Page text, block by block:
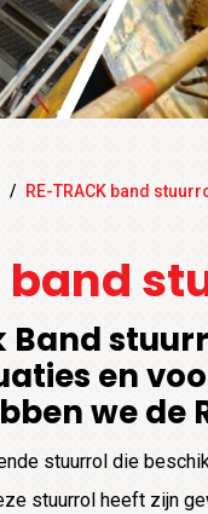
/ RE-TRACK band
band
Band
en
we de
stuurrol die
stuurrol heeft zijn